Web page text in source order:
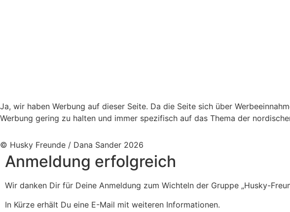
Ja, wir haben Werbung auf dieser Seite. Da die Seite sich über
Werbung gering zu halten und immer spezifisch auf das Thema der
© Husky Freunde / Dana Sander 2026
Anmeldung erfolgreich
Wir danken Dir für Deine Anmeldung zum Wichteln der Gruppe „Husky-
In Kürze erhält Du eine E-Mail mit weiteren Informationen.